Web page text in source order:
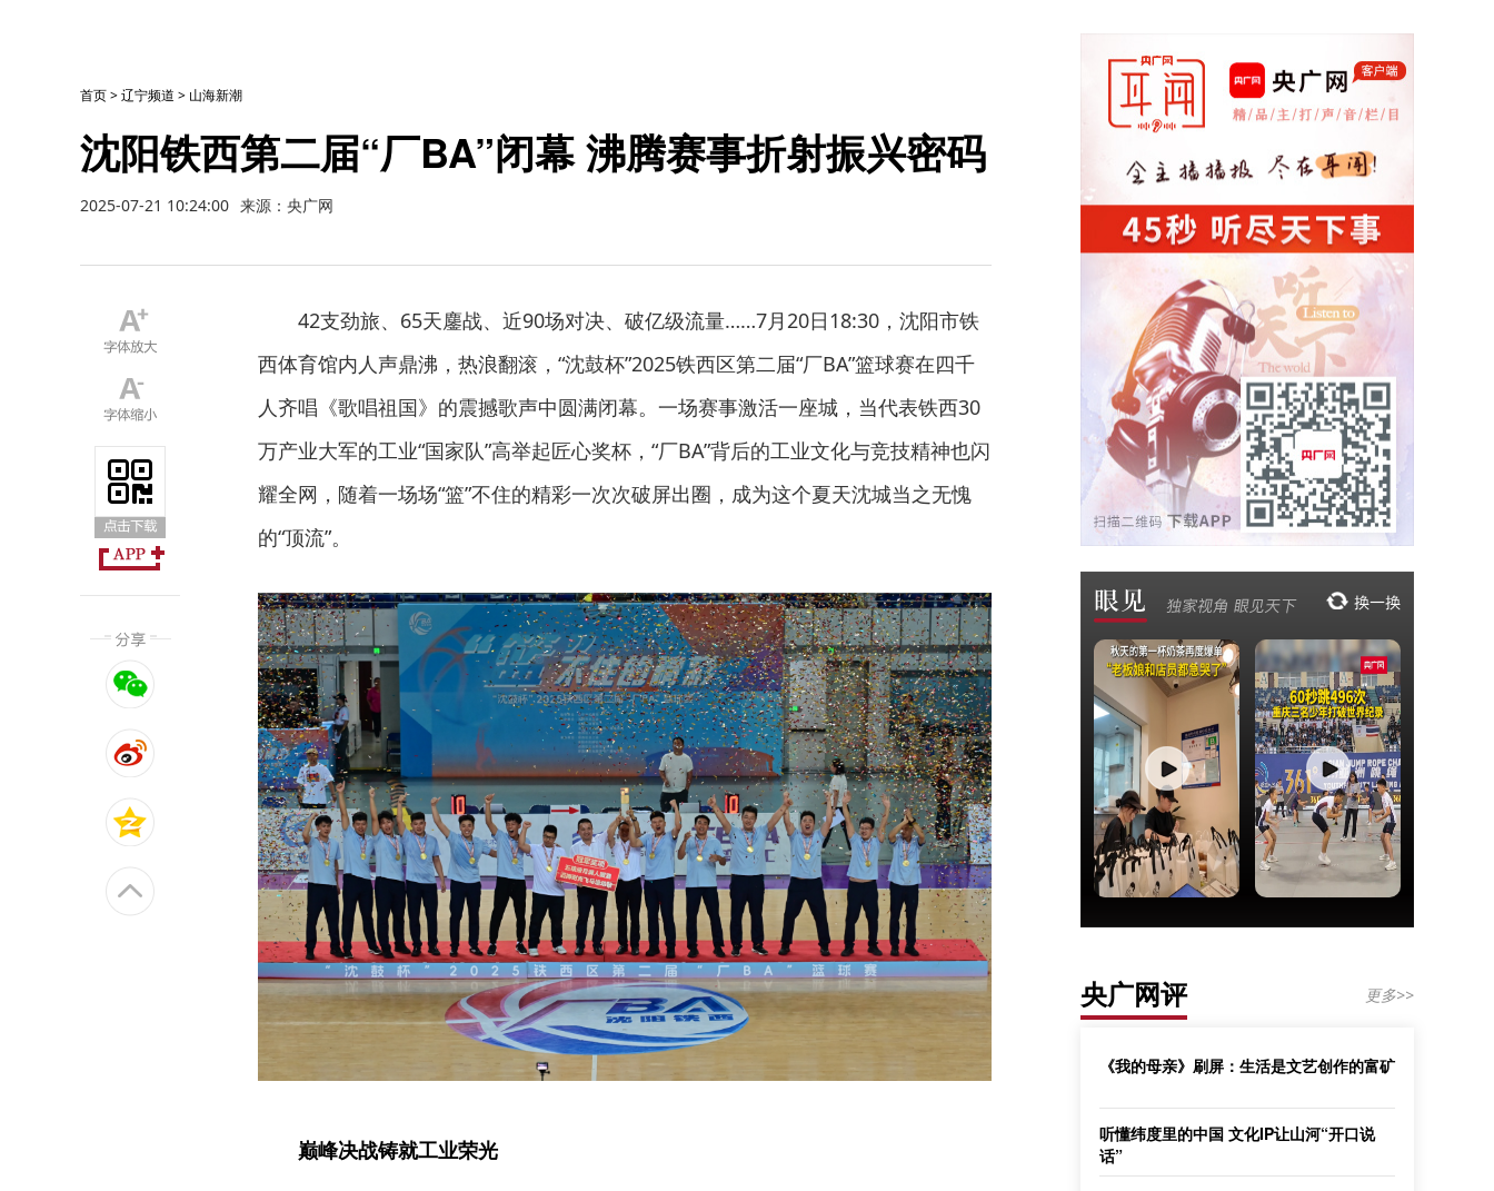
首页>辽宁频道 > 山海新潮
沈阳铁西第二届“厂BA”闭幕 沸腾赛事折射振兴密码
2025-07-21 10:24:00 来源：央广网
42支劲旅、65天鏖战、近90场对决、破亿级流量……7月20日18:30，沈阳市铁
西体育馆内人声鼎沸，热浪翻滚，“沈鼓杯”2025铁西区第二届“厂BA”篮球赛在四千
人齐唱《歌唱祖国》的震撼歌声中圆满闭幕。一场赛事激活一座城，当代表铁西30
万产业大军的工业“国家队”高举起匠心奖杯，“厂BA”背后的工业文化与竞技精神也闪
耀全网，随着一场场“篮”不住的精彩一次次破屏出圈，成为这个夏天沈城当之无愧
的“顶流”。
巅峰决战铸就工业荣光
央广网评 更多>>
《我的母亲》刷屏：生活是文艺创作的富矿
听懂纬度里的中国 文化IP让山河“开口说
话”